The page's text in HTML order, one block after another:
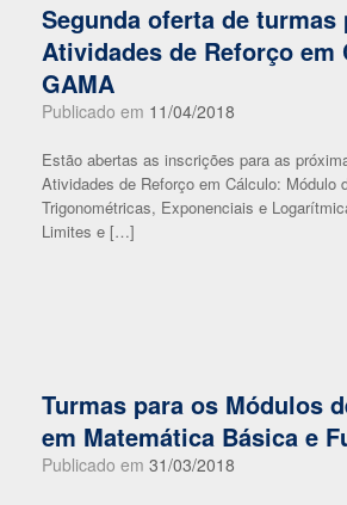
Segunda oferta de turmas
Atividades de Reforço em
GAMA
Publicado em 11/04/2018
Estão abertas as inscrições para as
Atividades de Reforço em Cálculo: Módulo
Trigonométricas, Exponenciais e
Limites e […]
Turmas para os Módulos
em Matemática Básica e
Publicado em 31/03/2018